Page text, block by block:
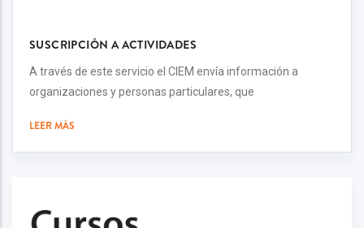
SUSCRIPCIÓN A ACTIVIDADES
A través de este servicio el CIEM envía información a
organizaciones y personas particulares, que
LEER MÁS